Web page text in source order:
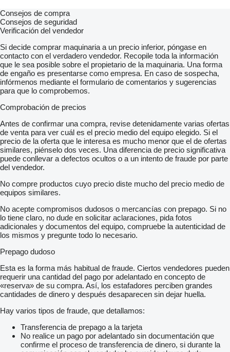
Consejos de compra
Consejos de seguridad
Verificación del vendedor
Si decide comprar maquinaria a un precio inferior, póngase en
contacto con el verdadero vendedor. Recopile toda la información
que le sea posible sobre el propietario de la maquinaria. Una forma
de engaño es presentarse como empresa. En caso de sospecha,
infórmenos mediante el formulario de comentarios y sugerencias
para que lo comprobemos.
Comprobación de precios
Antes de confirmar una compra, revise detenidamente varias ofertas
de venta para ver cuál es el precio medio del equipo elegido. Si el
precio de la oferta que le interesa es mucho menor que el de ofertas
similares, piénselo dos veces. Una diferencia de precio significativa
puede conllevar a defectos ocultos o a un intento de fraude por parte
del vendedor.
No compre productos cuyo precio diste mucho del precio medio de
equipos similares.
No acepte compromisos dudosos o mercancías con prepago. Si no
lo tiene claro, no dude en solicitar aclaraciones, pida fotos
adicionales y documentos del equipo, compruebe la autenticidad de
los mismos y pregunte todo lo necesario.
Prepago dudoso
Esta es la forma más habitual de fraude. Ciertos vendedores pueden
requerir una cantidad del pago por adelantado en concepto de
«reserva» de su compra. Así, los estafadores perciben grandes
cantidades de dinero y después desaparecen sin dejar huella.
Hay varios tipos de fraude, que detallamos:
Transferencia de prepago a la tarjeta
No realice un pago por adelantado sin documentación que
confirme el proceso de transferencia de dinero, si durante la